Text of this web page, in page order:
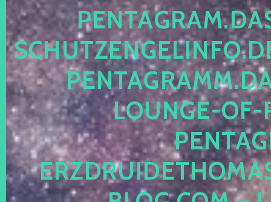
OUNGE-OF-